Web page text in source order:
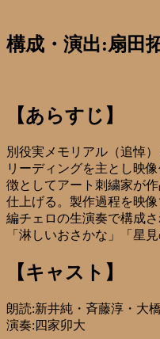
構成・演出:扇田
【あらすじ】
別役実メモリアル（追悼
リーディングを主とし映
徴としてアート刺繍家が
仕上げる。製作過程を映
編チェロの生演奏で構成
「淋しいおさかな」「星
【キャスト】
朗読:新井純・斉藤淳・大
演奏:四家卯大